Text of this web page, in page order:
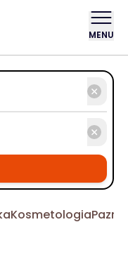
MENU
Kosmetologia